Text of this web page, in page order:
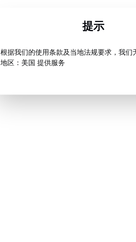
提示
根据我们的使用条款及当地法规要求，我们
地区：美国 提供服务